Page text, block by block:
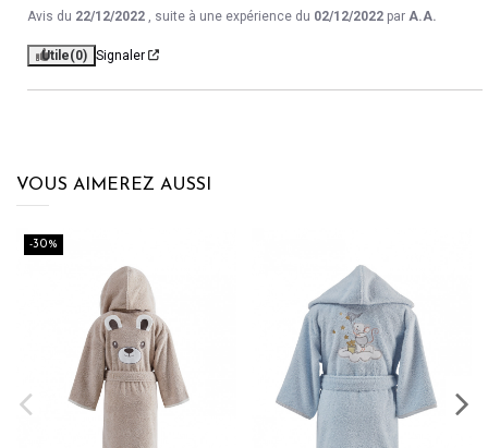
Avis du 22/12/2022 , suite à une expérience du 02/12/2022 par A.A.
Utile(0) Signaler
VOUS AIMEREZ AUSSI
-30%